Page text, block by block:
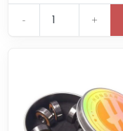
- +